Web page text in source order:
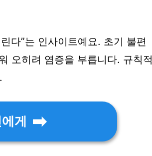
다”는 인사이트예요. 초기 불편
오히려 염증을 부릅니다. 규칙적
게